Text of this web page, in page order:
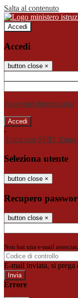
Salta al contenuto
Accedi
Accedi
button close ×
Password dimenticata?
-
Entra con SPID Entra
Seleziona utente
button close ×
Recupero
button close ×
Non hai una e-mail
E-mail inviata, si prega
Errore